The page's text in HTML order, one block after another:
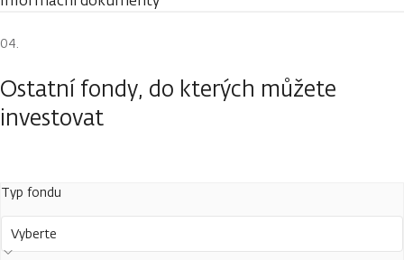
Ostatní fondy, do kterých můžete
investovat
Typ fondu
Vyberte